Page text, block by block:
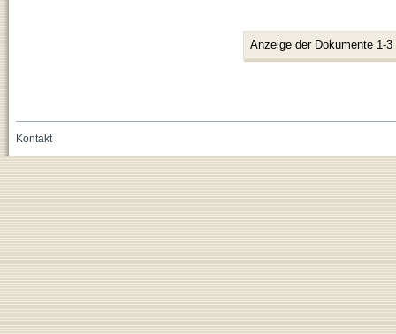
Anzeige der Dokumente 1-3
Kontakt